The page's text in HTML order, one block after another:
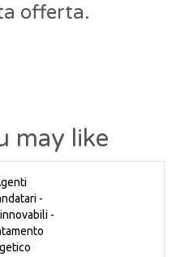
offerta.
may like